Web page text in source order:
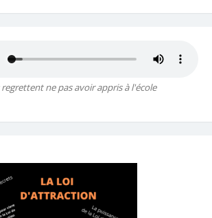
ne pas avoir appris à l'école